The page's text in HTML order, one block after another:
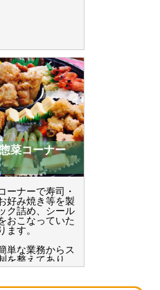
菜コーナー
ーナーで寿司・
好み焼き等を製
ク詰め、シール
おこなっていた
ます。
単な業務からス
を整えてあり、
いただける職場